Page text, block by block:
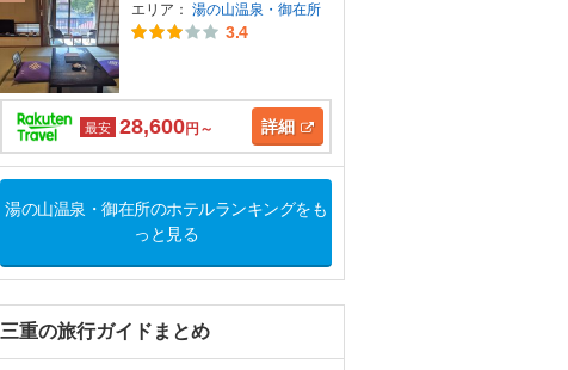
エリア： 湯の山温泉・御在所
3.4
最安 28,600円～ 詳細
湯の山温泉・御在所のホテルランキングをも
っと見る
三重の旅行ガイドまとめ